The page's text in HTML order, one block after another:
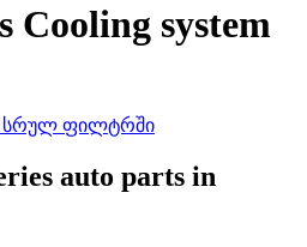
Cooling system
სრულ ფილტრში
auto parts in